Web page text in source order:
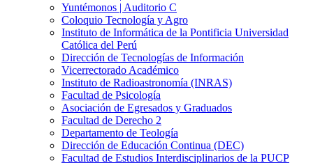
Yuntémonos | Auditorio C
Coloquio Tecnología y Agro
Instituto de Informática de la Pontificia Universidad
Católica del Perú
Dirección de Tecnologías de Información
Vicerrectorado Académico
Instituto de Radioastronomía (INRAS)
Facultad de Psicología
Asociación de Egresados y Graduados
Facultad de Derecho 2
Departamento de Teología
Dirección de Educación Continua (DEC)
Facultad de Estudios Interdisciplinarios de la PUCP